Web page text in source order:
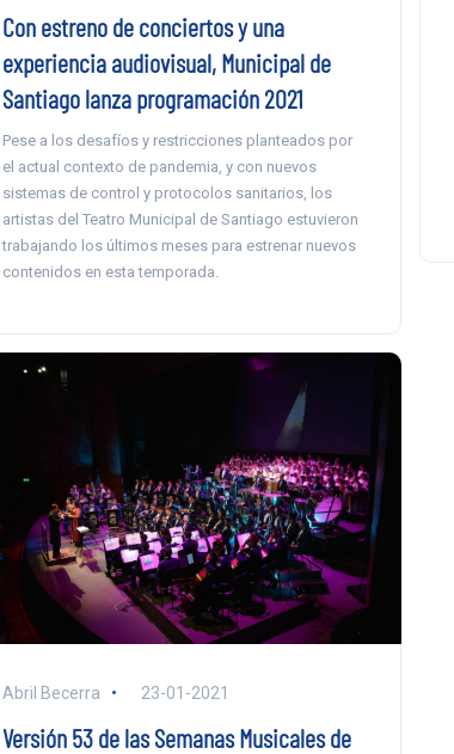
Con estreno de conciertos y una
experiencia audiovisual, Municipal de
Santiago lanza programación 2021
Pese a los desafíos y restricciones planteados por
el actual contexto de pandemia, y con nuevos
sistemas de control y protocolos sanitarios, los
artistas del Teatro Municipal de Santiago estuvieron
trabajando los últimos meses para estrenar nuevos
contenidos en esta temporada.
Abril Becerra 23-01-2021
Versión 53 de las Semanas Musicales de